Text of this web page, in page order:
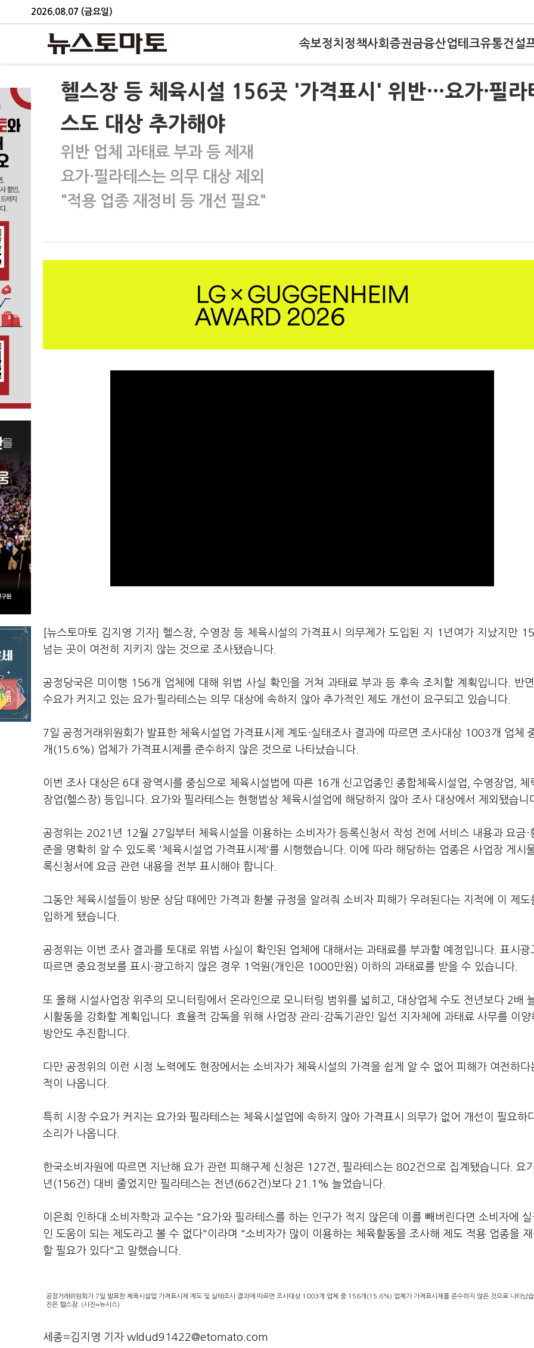
2026.08.07 (금요일)
속보정치 정책사회 증권금융산업테크유통건설
헬스장 등 체육시설 156곳 '가격표시' 위반…요가·필라
스도 대상 추가해야
위반 업체 과태료 부과 등 제재
요가·필라테스는 의무 대상 제외
"적용 업종 재정비 등 개선 필요"
[뉴스토마토 김지영 기자] 헬스장, 수영장 등 체육시설의 가격표시 의무제가 도입된 지 1년여가 지났지만
넘는 곳이 여전히 지키지 않는 것으로 조사됐습니다.
공정당국은 미이행 156개 업체에 대해 위법 사실 확인을 거쳐 과태료 부과 등 후속 조치할 계획입니다. 반
수요가 커지고 있는 요가·필라테스는 의무 대상에 속하지 않아 추가적인 제도 개선이 요구되고 있습니다.
7일 공정거래위원회가 발표한 체육시설업 가격표시제 계도·실태조사 결과에 따르면 조사대상 1003개 업체
개(15.6%) 업체가 가격표시제를 준수하지 않은 것으로 나타났습니다.
이번 조사 대상은 6대 광역시를 중심으로 체육시설법에 따른 16개 신고업종인 종합체육시설업, 수영장업, 체
장업(헬스장) 등입니다. 요가와 필라테스는 현행법상 체육시설업에 해당하지 않아 조사 대상에서 제외됐습니
공정위는 2021년 12월 27일부터 체육시설을 이용하는 소비자가 등록신청서 작성 전에 서비스 내용과 요금·
준을 명확히 알 수 있도록 '체육시설업 가격표시제'를 시행했습니다. 이에 따라 해당하는 업종은 사업장 게시
록신청서에 요금 관련 내용을 전부 표시해야 합니다.
그동안 체육시설들이 방문 상담 때에만 가격과 환불 규정을 알려줘 소비자 피해가 우려된다는 지적에 이 제도
입하게 됐습니다.
공정위는 이번 조사 결과를 토대로 위법 사실이 확인된 업체에 대해서는 과태료를 부과할 예정입니다. 표시광
따르면 중요정보를 표시·광고하지 않은 경우 1억원(개인은 1000만원) 이하의 과태료를 받을 수 있습니다.
또 올해 시설사업장 위주의 모니터링에서 온라인으로 모니터링 범위를 넓히고, 대상업체 수도 전년보다 2배
시활동을 강화할 계획입니다. 효율적 감독을 위해 사업장 관리·감독기관인 일선 지자체에 과태료 사무를 이양
방안도 추진합니다.
다만 공정위의 이런 시정 노력에도 현장에서는 소비자가 체육시설의 가격을 쉽게 알 수 없어 피해가 여전하다
적이 나옵니다.
특히 시장 수요가 커지는 요가와 필라테스는 체육시설업에 속하지 않아 가격표시 의무가 없어 개선이 필요하
소리가 나옵니다.
한국소비자원에 따르면 지난해 요가 관련 피해구제 신청은 127건, 필라테스는 802건으로 집계됐습니다. 요
년(156건) 대비 줄었지만 필라테스는 전년(662건)보다 21.1% 늘었습니다.
이은희 인하대 소비자학과 교수는 "요가와 필라테스를 하는 인구가 적지 않은데 이를 빼버린다면 소비자에
인 도움이 되는 제도라고 볼 수 없다"이라며 "소비자가 많이 이용하는 체육활동을 조사해 제도 적용 업종을
할 필요가 있다"고 말했습니다.
공정거래위원회가 7일 발표한 체육시설업 가격표시제 계도 및 실태조사 결과에 따르면 조사대상 1003개 업체 중 156개(15.6%) 업체가 가격표시제를 준수하지 않은 것으로 나타났
진은 헬스장. (사진=뉴시스)
세종=김지영 기자 wldud91422@etomato.com